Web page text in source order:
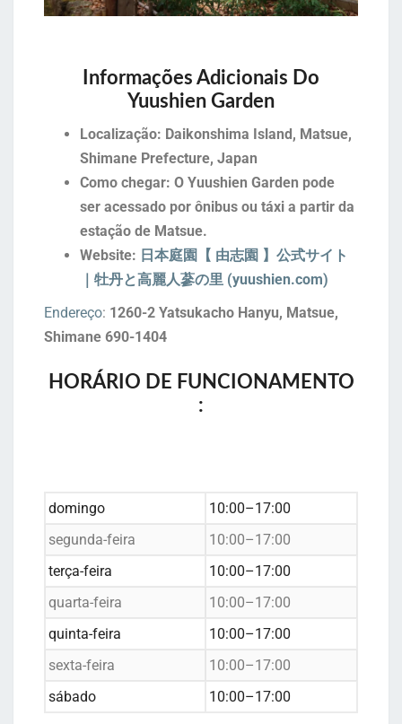
Informações Adicionais Do
Yuushien Garden
Localização: Daikonshima Island, Matsue,
Shimane Prefecture, Japan
Como chegar: O Yuushien Garden pode
ser acessado por ônibus ou táxi a partir da
estação de Matsue.
Website: 日本庭園【 由志園 】公式サイト
｜牡丹と高麗人蔘の里 (yuushien.com)
Endereço: 1260-2 Yatsukacho Hanyu, Matsue,
Shimane 690-1404
HORÁRIO DE FUNCIONAMENTO
:
domingo
10:00–17:00
segunda-feira
10:00–17:00
terça-feira
10:00–17:00
quarta-feira
10:00–17:00
quinta-feira
10:00–17:00
sexta-feira
10:00–17:00
sábado
10:00–17:00